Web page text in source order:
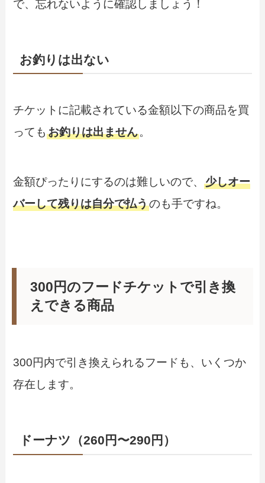
で、忘れないように確認しましょう！
お釣りは出ない
チケットに記載されている金額以下の商品を買
ってもお釣りは出ません。
金額ぴったりにするのは難しいので、少しオー
バーして残りは自分で払うのも手ですね。
300円のフードチケットで引き換
えできる商品
300円内で引き換えられるフードも、いくつか
存在します。
ドーナツ（260円〜290円）